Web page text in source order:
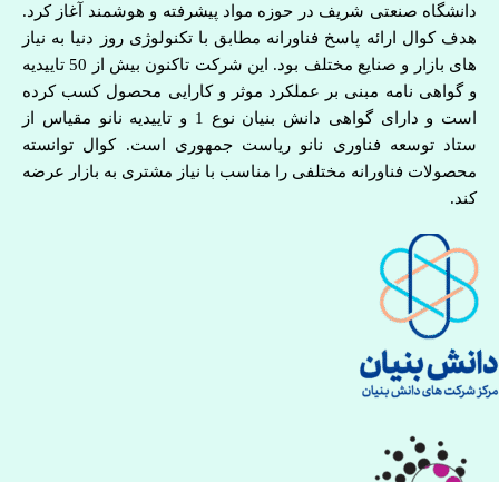
دانشگاه صنعتی شریف در حوزه مواد پیشرفته و هوشمند آغاز کرد.
هدف کوال ارائه پاسخ فناورانه مطابق با تکنولوژی روز دنیا به نیاز
های بازار و صنایع مختلف بود. این شرکت تاکنون بیش از 50 تاییدیه
و گواهی نامه مبنی بر عملکرد موثر و کارایی محصول کسب کرده
است و دارای گواهی دانش بنیان نوع 1 و تاییدیه نانو مقیاس از
ستاد توسعه فناوری نانو ریاست جمهوری است. کوال توانسته
محصولات فناورانه مختلفی را مناسب با نیاز مشتری به بازار عرضه
کند.